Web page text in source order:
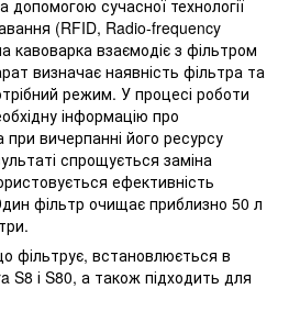
сучасної технології
(RFID, Radio-frequency
кавоварка взаємодіє з фільтром
визначає наявність фільтра та
режим. У процесі роботи
інформацію про
вичерпанні його ресурсу
спрощується заміна
ефективність
фільтр очищає приблизно 50 л
фільтрує, встановлюється в
і S80, а також підходить для